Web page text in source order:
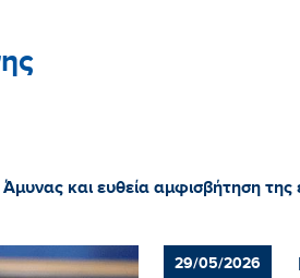
και ευθεία αμφισβήτηση της
29/05/2026